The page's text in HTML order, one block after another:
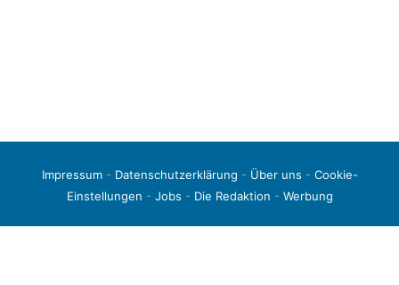
Impressum- Datenschutzerklärung - Über uns - Cookie-
Einstellungen - Jobs - Die Redaktion - Werbung